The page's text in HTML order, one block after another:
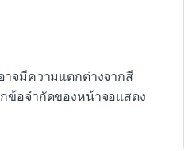
าจมีความแตกต่างจากสี
ข้อจำกัดของหน้าจอแสดง